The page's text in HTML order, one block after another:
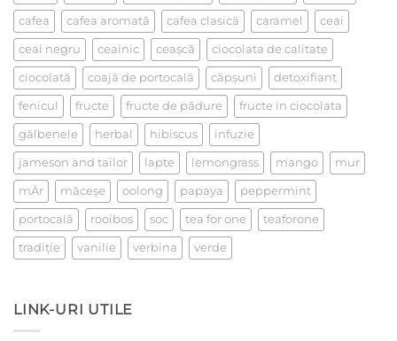
cafea cafea aromată cafea clasică caramel ceai
ceai negru ceainic ceaşcă ciocolata de calitate
ciocolată coajă de portocală căpşuni detoxifiant
fenicul fructe fructe de pădure fructe in ciocolata
gălbenele herbal hibiscus infuzie
jameson and tailor lapte lemongrass mango mur
mÄr măceşe oolong papaya peppermint
portocală rooibos soc tea for one teaforone
tradiţie vanilie verbina verde
LINK-URI UTILE